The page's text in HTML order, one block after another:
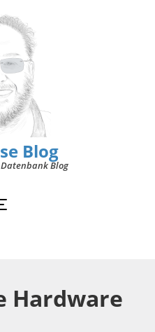
Blog
Blog
Hardware